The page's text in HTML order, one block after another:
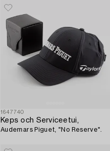
1647740
Keps och Serviceetui,
Audemars Piguet, "No Reserve".